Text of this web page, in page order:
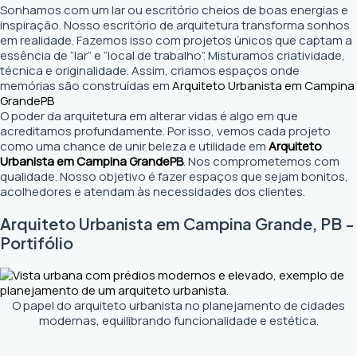
Sonhamos com um lar ou escritório cheios de boas energias e
inspiração. Nosso escritório de arquitetura transforma sonhos
em realidade. Fazemos isso com projetos únicos que captam a
essência de “lar” e “local de trabalho”. Misturamos criatividade,
técnica e originalidade. Assim, criamos espaços onde
memórias são construídas emArquiteto Urbanista em Campina
GrandePB
O poder da arquitetura em alterar vidas é algo em que
acreditamos profundamente. Por isso, vemos cada projeto
como uma chance de unir beleza e utilidade emArquiteto
Urbanista em Campina GrandePB. Nos comprometemos com
qualidade. Nosso objetivo é fazer espaços que sejam bonitos,
acolhedores e atendam às necessidades dos clientes.
Arquiteto Urbanista em Campina Grande, PB -
Portifólio
O papel do arquiteto urbanista no planejamento de cidades
modernas, equilibrando funcionalidade e estética.